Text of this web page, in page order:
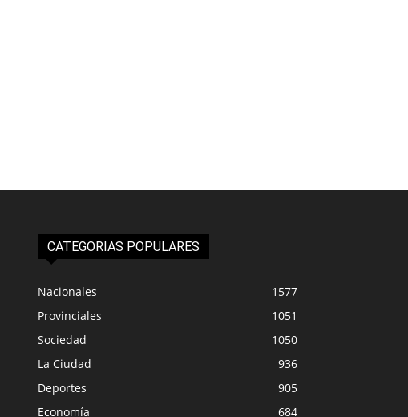
CATEGORIAS POPULARES
Nacionales
1577
Provinciales
1051
Sociedad
1050
La Ciudad
936
Deportes
905
Economía
684